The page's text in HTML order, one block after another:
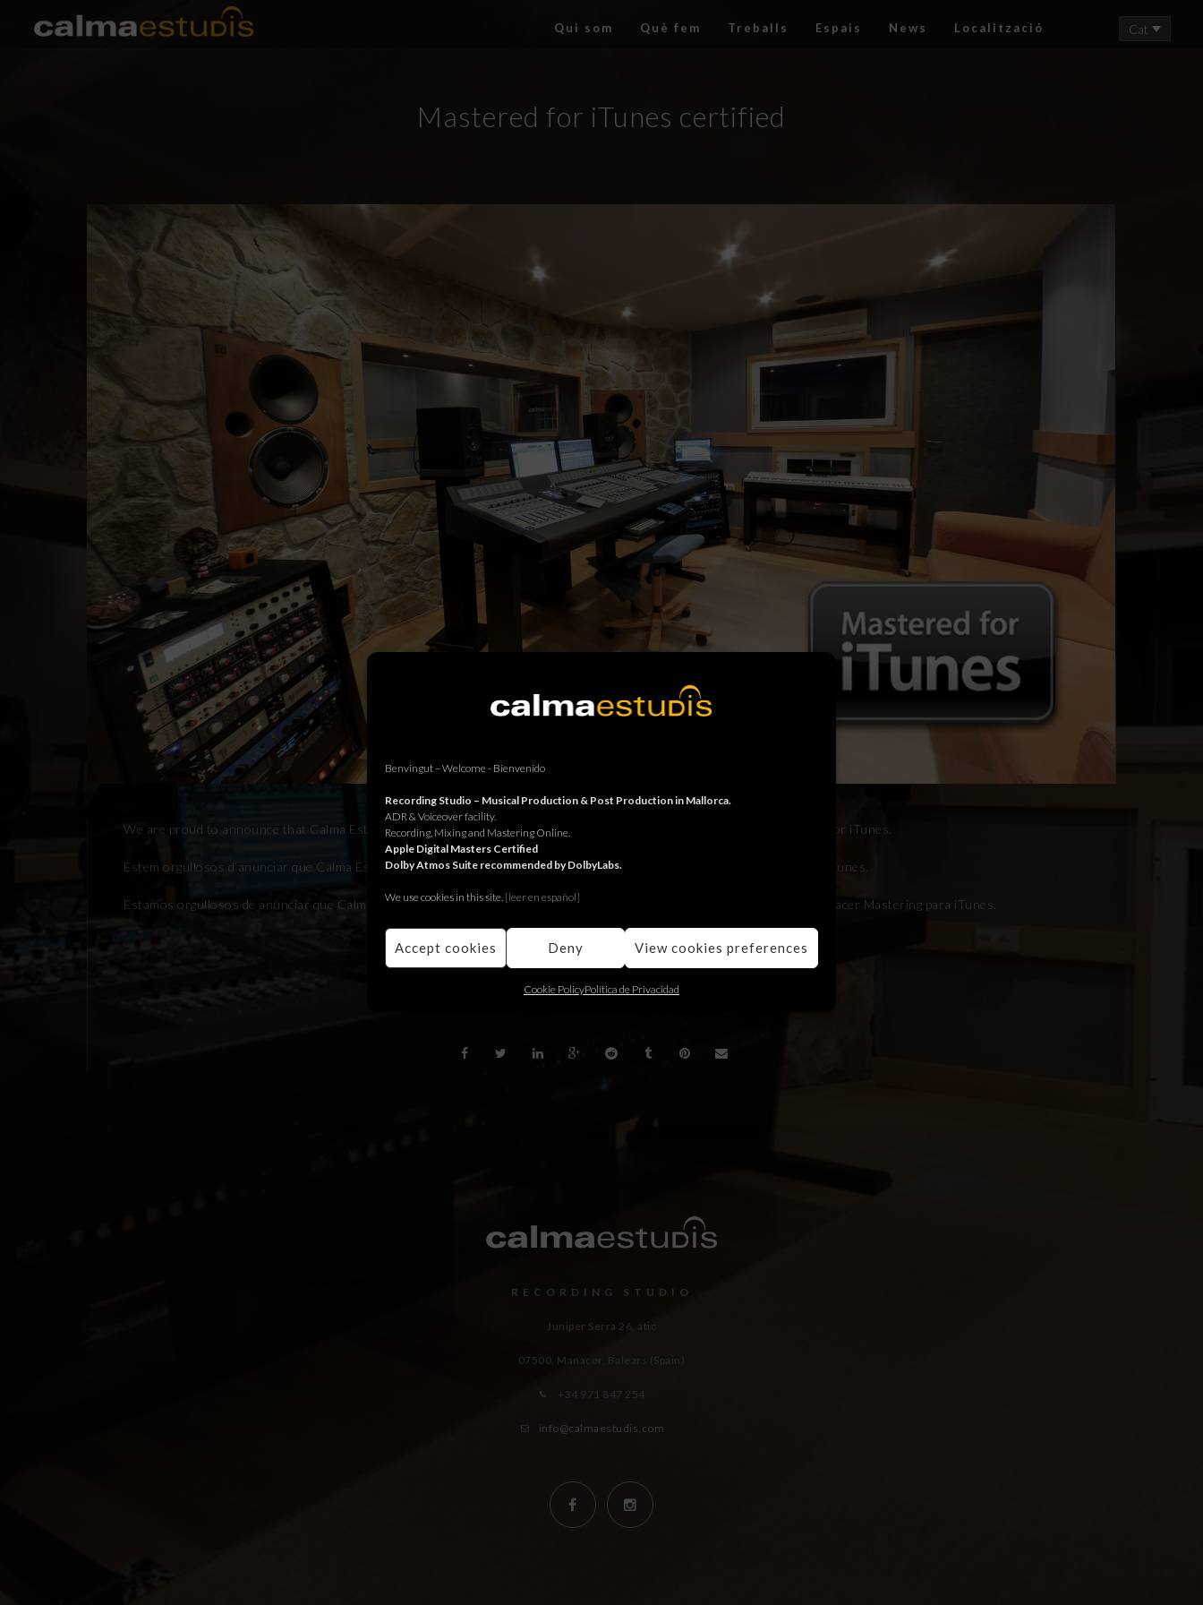
Benvingut – Welcome - Bienvenido
Recording Studio – Musical Production & Post Production in Mallorca.
ADR & Voiceover facility.
Recording, Mixing and Mastering Online.
Apple Digital Masters Certified
Dolby Atmos Suite recommended by DolbyLabs.
We use cookies in this site. [leer en español]
Accept cookies Deny View cookies preferences
Cookie PolicyPolítica de Privacidad
Qui som Què fem Treballs Espais News Localització Cat
Mastered for iTunes certified
We are proud to announce that Calma Estudis is now part of a worldwide list of studios certified by Apple to do Mastering for iTunes.
Estem orgullosos d’anunciar que Calma Estudis forma part de la llista d’estudis certificats per Apple per fer Mastering per iTunes.
Estamos orgullosos de anunciar que Calma Estudis forma parte de la lista mundial de estudios certificados por Apple para hacer Mastering para iTunes.
BACK
RECORDING STUDIO
Juniper Serra 26, àtic
07500, Manacor, Balears (Spain)
+34 971 847 254
info@calmaestudis.com